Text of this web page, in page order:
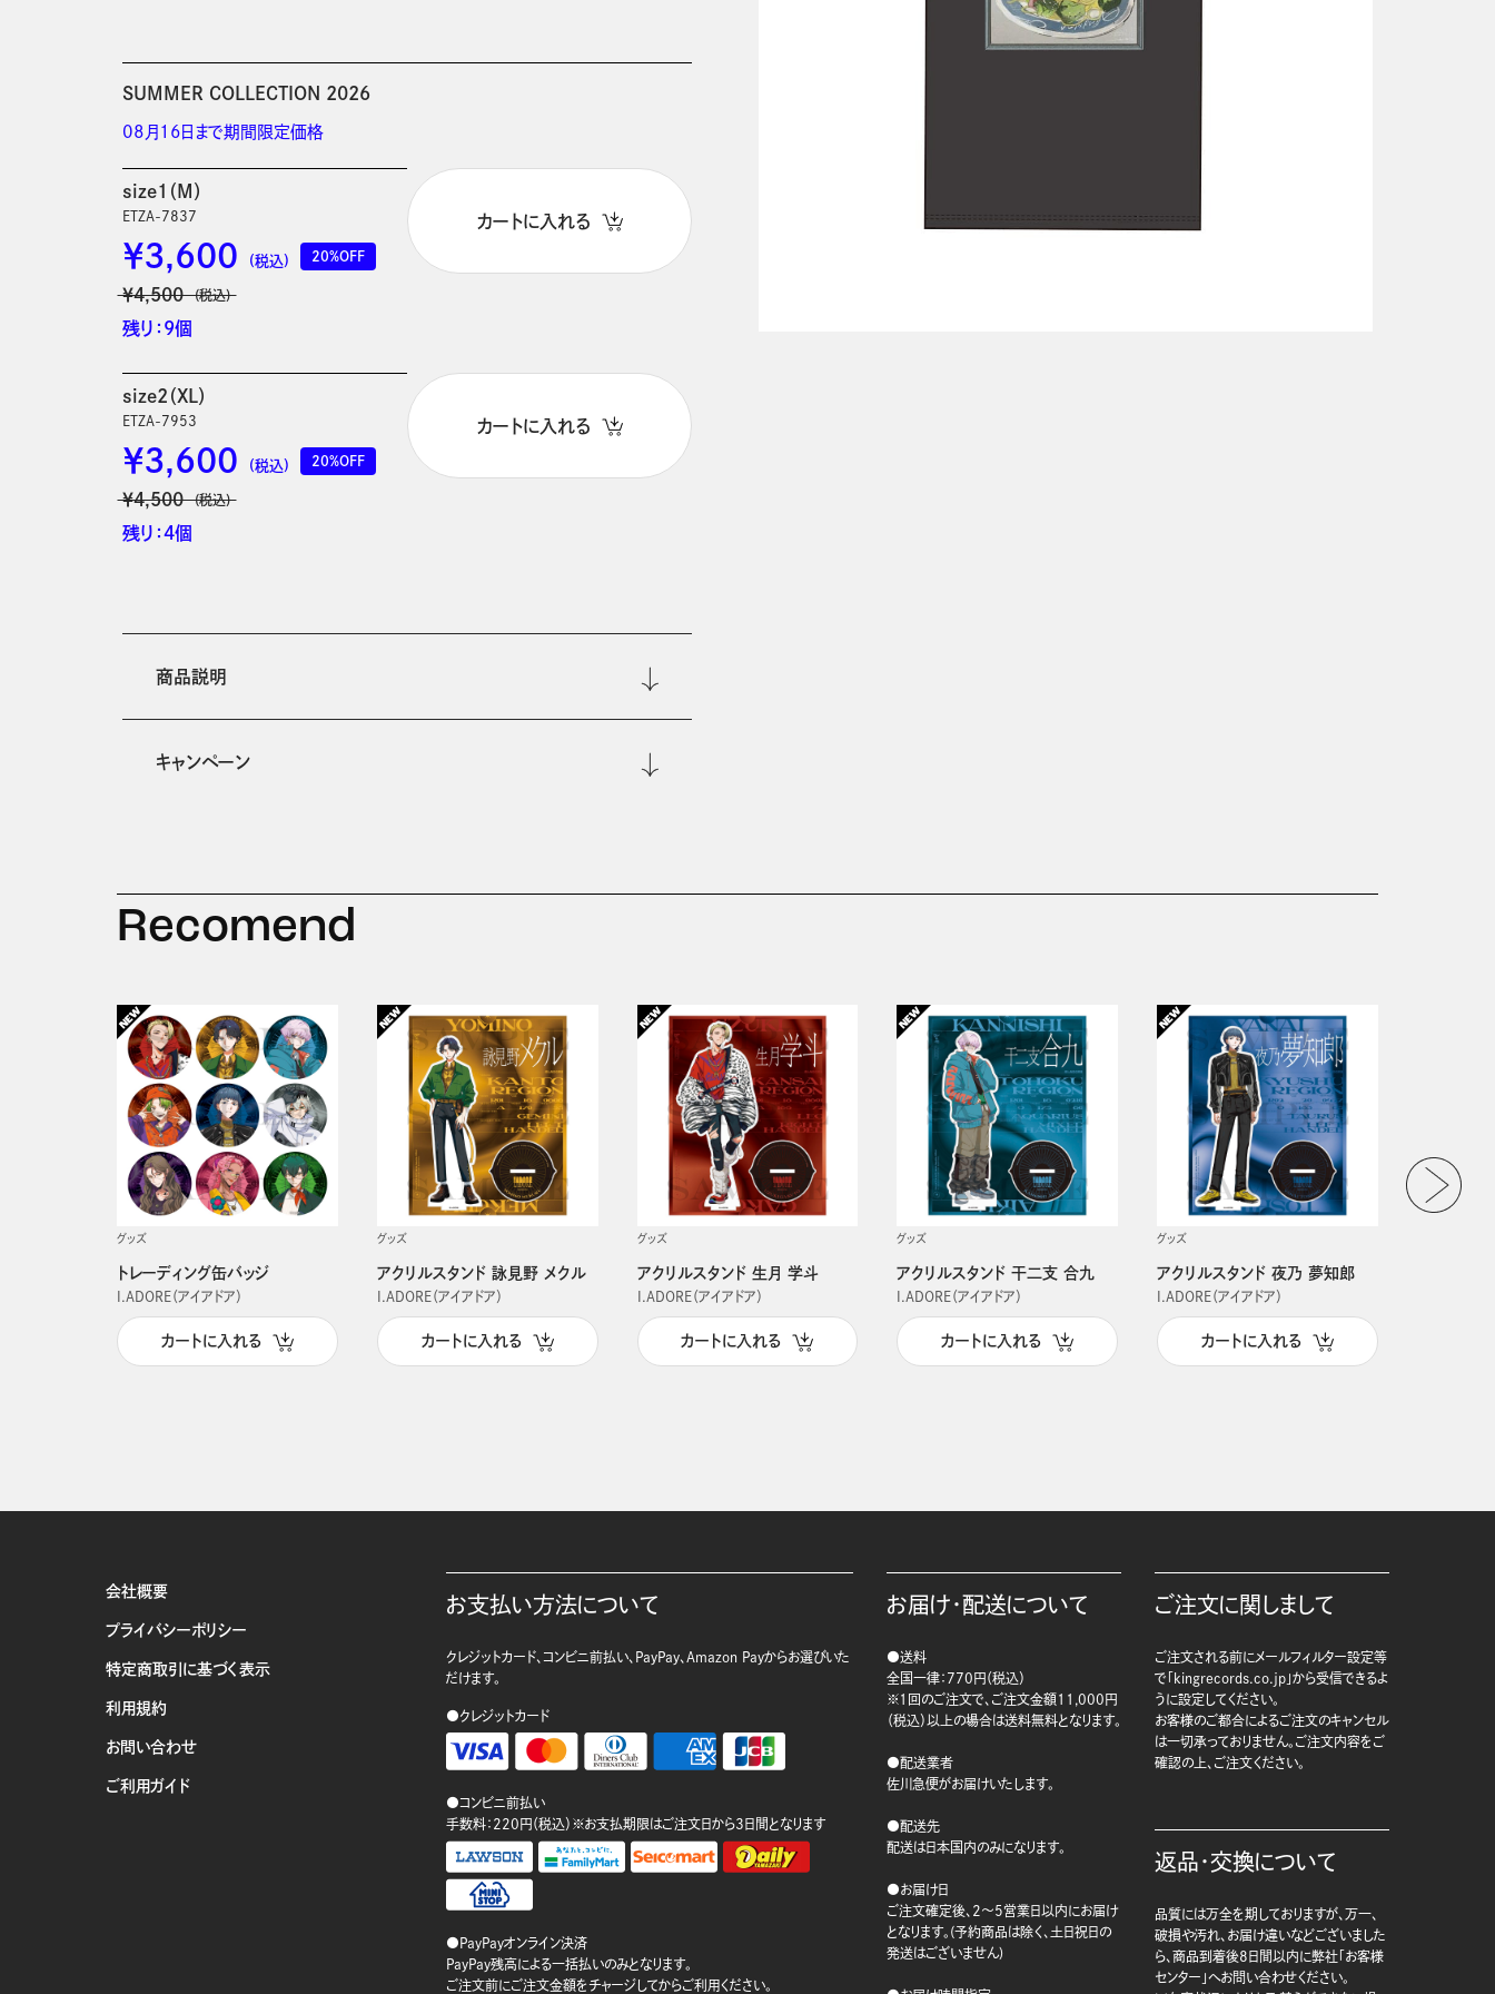
SUMMER COLLECTION 2026
08月16日まで期間限定価格
size1（M）
ETZA-7837
20%OFF
￥3,600 (税込)
￥4,500 (税込)
残り：9個
カートに入れる
size2（XL）
ETZA-7953
20%OFF
￥3,600 (税込)
￥4,500 (税込)
残り：4個
カートに入れる
商品説明
キャンペーン
Recomend
グッズ
トレーディング缶バッジ
I.ADORE（アイアドア）
カートに入れる
グッズ
アクリルスタンド 詠見野 メクル
I.ADORE（アイアドア）
カートに入れる
グッズ
アクリルスタンド 生月 学斗
I.ADORE（アイアドア）
カートに入れる
グッズ
アクリルスタンド 干二支 合九
I.ADORE（アイアドア）
カートに入れる
グッズ
アクリルスタンド 夜乃 夢知郎
I.ADORE（アイアドア）
カートに入れる
会社概要
プライバシーポリシー
特定商取引に基づく表示
利用規約
お問い合わせ
ご利用ガイド
お支払い方法について
クレジットカード、コンビニ前払い、PayPay、Amazon Payからお選びいた
だけます。
●クレジットカード
●コンビニ前払い
手数料：220円（税込）※お支払期限はご注文日から3日間となります
●PayPayオンライン決済
PayPay残高による一括払いのみとなります。
ご注文前にご注文金額をチャージしてからご利用ください。
お届け・配送について
●送料
全国一律：770円（税込）
※1回のご注文で、ご注文金額11,000円
（税込）以上の場合は送料無料となります。
●配送業者
佐川急便がお届けいたします。
●配送先
配送は日本国内のみになります。
●お届け日
ご注文確定後、2～5営業日以内にお届け
となります。(予約商品は除く、土日祝日の
発送はございません)
ご注文に関しまして
ご注文される前にメールフィルター設定等
で「kingrecords.co.jp」から受信できるよ
うに設定してください。
お客様のご都合によるご注文のキャンセル
は一切承っておりません。ご注文内容をご
確認の上、ご注文ください。
返品・交換について
品質には万全を期しておりますが、万一、
破損や汚れ、お届け違いなどございました
ら、商品到着後8日間以内に弊社「お客様
センター」へお問い合わせください。